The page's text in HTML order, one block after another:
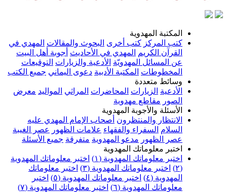
المكتبة المهدوية
كتب المركز كتب أخرى البحوث والمقالات المهدي في
القرآن الكريم
المهدي في الأحاديث أجوبة أهل البيت
عن المسائل المهدويّة الأدعية والزيارات التوقيعات
المخطوطات المكتبة الأدبية دعوى اليماني جميع الكتب
وسائط متعددة
الأدعية الزيارات المحاضرات المراثي المواليد معرض
الصور مقاطع مهدوية
الأسئلة والأجوبة المهدوية
الانتظار والمنتظرون أصحاب الإمام المهدي عليه
السلام السفراء والفقهاء علامات الظهور
عصر الغيبة
عصر الظهور مدعو المهدوية متفرقة جميع الأسئلة
اختبر معلوماتك المهدوية
اختبر معلوماتك المهدوية (١)
اختبر معلوماتك المهدوية
(٢)
اختبر معلوماتك المهدوية (٣)
اختبر معلوماتك
المهدوية (٤)
اختبر معلوماتك المهدوية (٥)
اختبر
معلوماتك المهدوية (٦)
اختبر معلوماتك المهدوية (٧)